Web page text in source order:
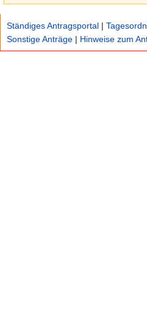
Navigation
Ständiges Antragsportal |
Sonstige Anträge | Hinweise zum